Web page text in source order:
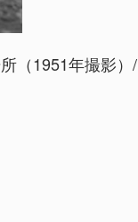
（1951年撮影）/